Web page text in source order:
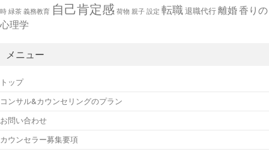
時 緑茶 義務教育 自己肯定感 荷物 親子 設定 転職 退職代行離婚香りの
心理学
メニュー
トップ
コンサル&カウンセリングのプラン
お問い合わせ
カウンセラー募集要項